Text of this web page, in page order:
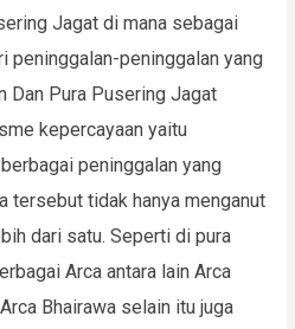
Jagat di mana sebagai
peninggalan-peninggalan yang
Dan Pura Pusering Jagat
kepercayaan yaitu
peninggalan yang
tersebut tidak hanya menganut
dari satu. Seperti di pura
Arca antara lain Arca
Bhairawa selain itu juga